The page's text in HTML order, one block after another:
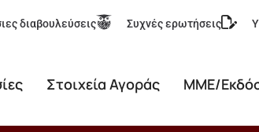
διαβουλεύσεις Συχνές ερωτήσεις
Στοιχεία Αγοράς ΜΜΕ/